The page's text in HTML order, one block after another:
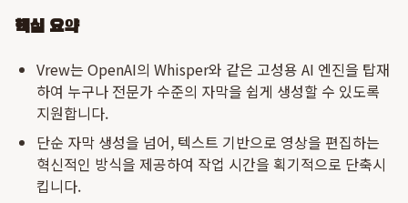
핵심 요약
Vrew는 OpenAI의 Whisper와 같은 고성용 AI 엔진을 탑재
하여 누구나 전문가 수준의 자막을 쉽게 생성할 수 있도록
지원합니다.
단순 자막 생성을 넘어, 텍스트 기반으로 영상을 편집하는
혁신적인 방식을 제공하여 작업 시간을 획기적으로 단축시
킵니다.